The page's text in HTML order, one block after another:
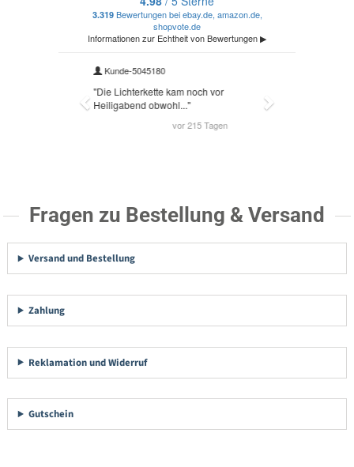
Fragen zu Bestellung & Versand
Versand und Bestellung
Zahlung
Reklamation und Widerruf
Gutschein